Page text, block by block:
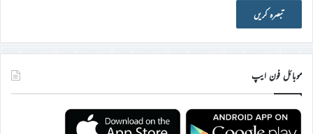
موبائل فون ایپ